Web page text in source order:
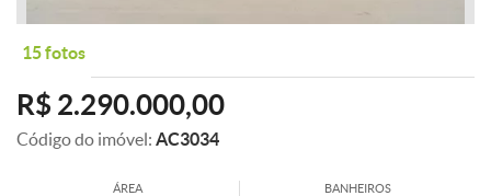
15 fotos
R$ 2.290.000,00
Código do imóvel: AC3034
ÁREA BANHEIROS